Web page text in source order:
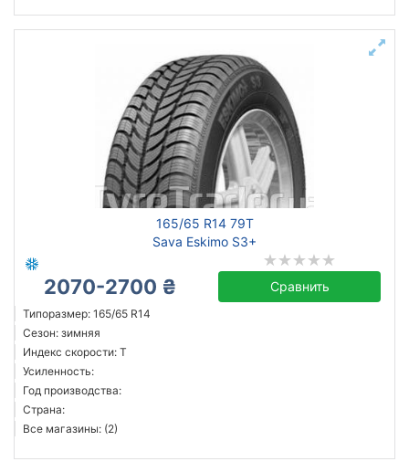
165/65 R14 79T
Sava Eskimo S3+
2070-2700 ₴ Сравнить
Типоразмер: 165/65 R14
Сезон: зимняя
Индекс скорости: T
Усиленность:
Год производства:
Страна:
Все магазины: (2)